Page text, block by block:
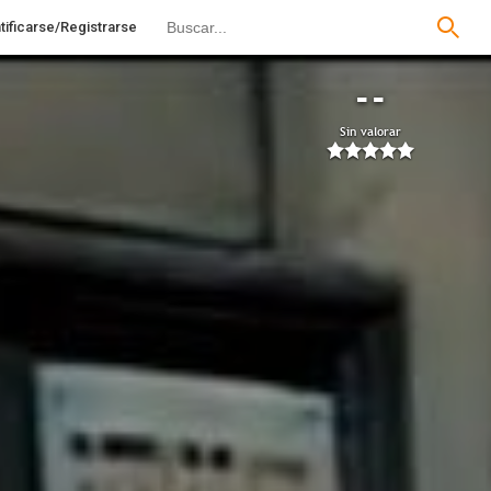
Registrarse
--
Sin valorar